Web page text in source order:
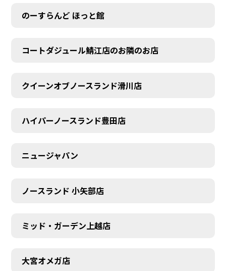
のーすらんど ほっと館
コートダジュール鯖江店のお隣のお店
クイーンオブノースランド滑川店
ハイパーノースランド豊田店
ニュージャパン
ノースランド 小矢部店
ミッド・ガーデン上越店
大宮オメガ店